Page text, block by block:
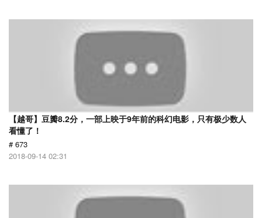
【越哥】豆瓣8.2分，一部上映于9年前的科幻电影，只有极少数人
看懂了！
# 673
2018-09-14 02:31